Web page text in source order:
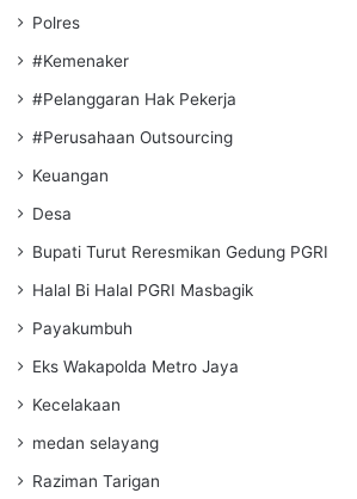
Polres
#Kemenaker
#Pelanggaran Hak Pekerja
#Perusahaan Outsourcing
Keuangan
Desa
Bupati Turut Reresmikan Gedung PGRI
Halal Bi Halal PGRI Masbagik
Payakumbuh
Eks Wakapolda Metro Jaya
Kecelakaan
medan selayang
Raziman Tarigan